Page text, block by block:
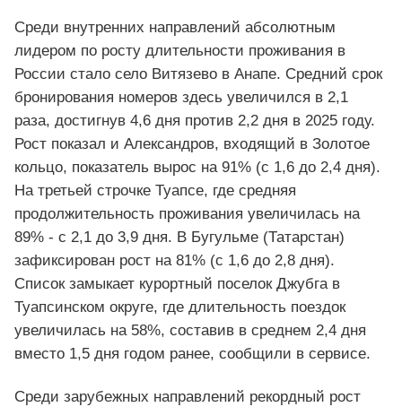
Среди внутренних направлений абсолютным
лидером по росту длительности проживания в
России стало село Витязево в Анапе. Средний срок
бронирования номеров здесь увеличился в 2,1
раза, достигнув 4,6 дня против 2,2 дня в 2025 году.
Рост показал и Александров, входящий в Золотое
кольцо, показатель вырос на 91% (с 1,6 до 2,4 дня).
На третьей строчке Туапсе, где средняя
продолжительность проживания увеличилась на
89% - с 2,1 до 3,9 дня. В Бугульме (Татарстан)
зафиксирован рост на 81% (с 1,6 до 2,8 дня).
Список замыкает курортный поселок Джубга в
Туапсинском округе, где длительность поездок
увеличилась на 58%, составив в среднем 2,4 дня
вместо 1,5 дня годом ранее, сообщили в сервисе.
Среди зарубежных направлений рекордный рост